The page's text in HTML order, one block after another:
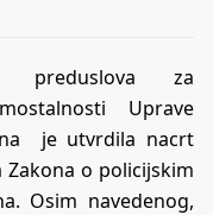
preduslova za
Uprave
je utvrdila nacrt
o policijskim
Osim navedenog,